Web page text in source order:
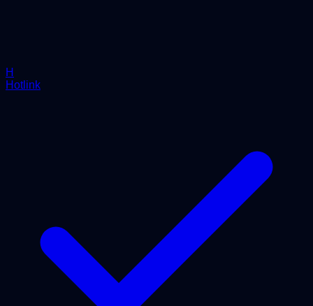
H
Hotlink